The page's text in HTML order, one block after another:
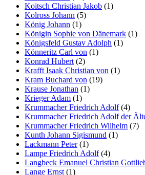
Koitsch Christian Jakob (1)
Kolross Johann (5)
König Johann (1)
Königin Sophie von Dänemark (1)
Königsfeld Gustav Adolph (1)
Könneritz Carl von (1)
Konrad Hubert (2)
Krafft Isaak Christian von (1)
Kram Buchard von (19)
Krause Jonathan (1)
Krieger Adam (1)
Krummacher Friedrich Adolf(4)
Krummacher Friedrich Adolf der
Krummacher Friedrich Wilhelm (7)
Kunth Johann Sigismund (1)
Lackmann Peter(1)
Lampe Friedrich Adolf(4)
Langbeck Emanuel Christian
Lange Ernst (1)